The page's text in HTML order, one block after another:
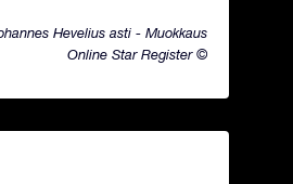
Hevelius asti - Muokkaus
Online Star Register ©